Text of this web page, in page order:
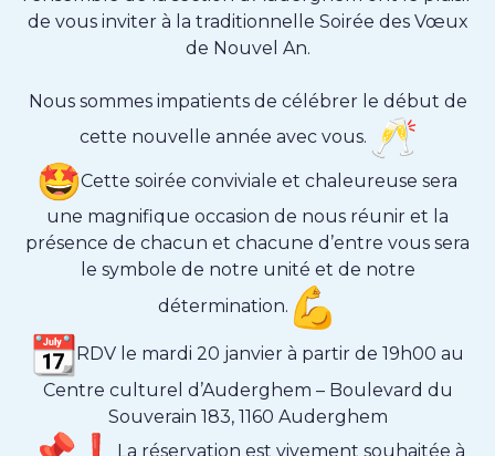
de vous inviter à la traditionnelle Soirée des Vœux
de Nouvel An.
Nous sommes impatients de célébrer le début de
cette nouvelle année avec vous.
Cette soirée conviviale et chaleureuse sera
une magnifique occasion de nous réunir et la
présence de chacun et chacune d’entre vous sera
le symbole de notre unité et de notre
détermination.
RDV le mardi 20 janvier à partir de 19h00 au
Centre culturel d’Auderghem – Boulevard du
Souverain 183, 1160 Auderghem
La réservation est vivement souhaitée à